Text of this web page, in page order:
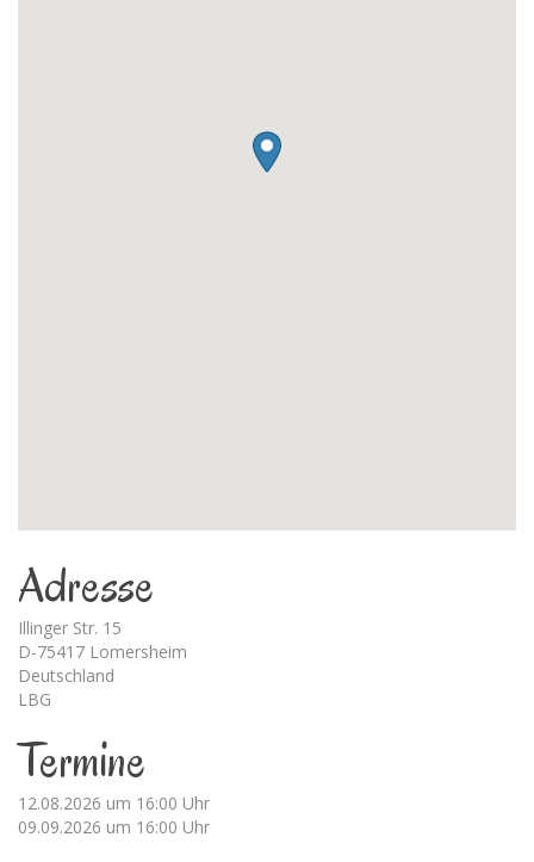
Adresse
Illinger Str. 15
D-75417 Lomersheim
Deutschland
LBG
Termine
12.08.2026 um 16:00 Uhr
09.09.2026 um 16:00 Uhr